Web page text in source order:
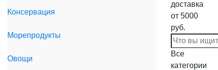
Консервация
Морепродукты
Овощи
доставка
от 5000
руб.
Все
категории